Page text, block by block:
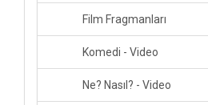
Film Fragmanları
Komedi - Video
Ne? Nasıl? - Video